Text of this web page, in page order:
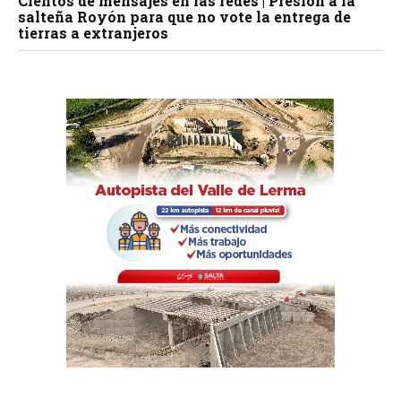
salteña Royón para que no vote la entrega de
tierras a extranjeros